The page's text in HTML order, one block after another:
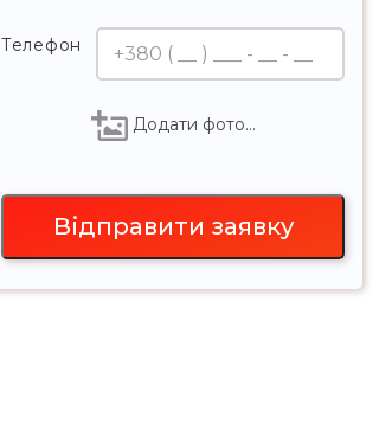
Телефон
Додати фото…